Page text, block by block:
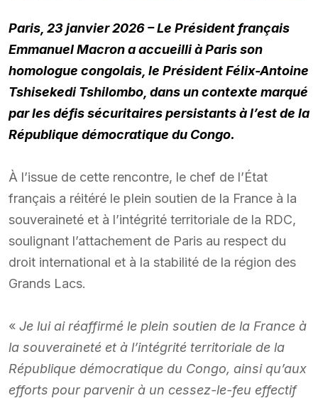
Paris, 23 janvier 2026 – Le Président français
Emmanuel Macron a accueilli à Paris son
homologue congolais, le Président Félix-Antoine
Tshisekedi Tshilombo, dans un contexte marqué
par les défis sécuritaires persistants à l’est de la
République démocratique du Congo.
À l’issue de cette rencontre, le chef de l’État
français a réitéré le plein soutien de la France à la
souveraineté et à l’intégrité territoriale de la RDC,
soulignant l’attachement de Paris au respect du
droit international et à la stabilité de la région des
Grands Lacs.
« Je lui ai réaffirmé le plein soutien de la France à
la souveraineté et à l’intégrité territoriale de la
République démocratique du Congo, ainsi qu’aux
efforts pour parvenir à un cessez-le-feu effectif